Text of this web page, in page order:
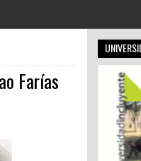
Farías